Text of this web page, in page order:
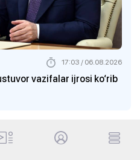
vazifalar ijrosi ko‘rib
17:03 / 06.08.2026